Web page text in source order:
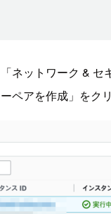
ネットワーク & セ
ペアを作成」をク